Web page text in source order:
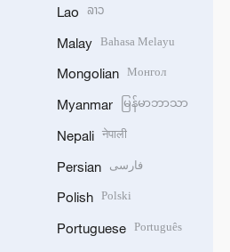
Lao ລາວ
Malay Bahasa Melayu
Mongolian Монгол
Myanmar မြန်မာဘာသာ
Nepali नेपाली
Persian فارسی
Polish Polski
Portuguese Português